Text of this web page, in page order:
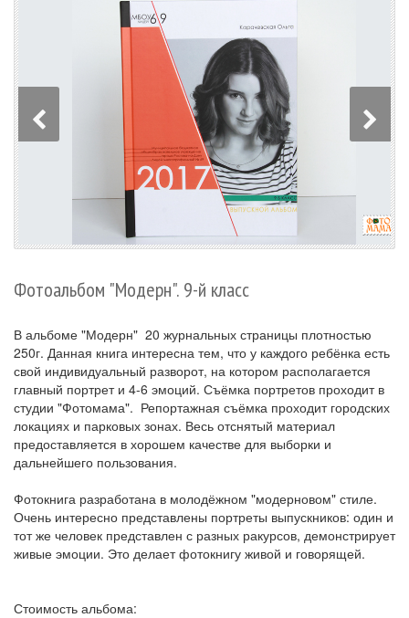
Фотоальбом "Модерн". 9-й класс
В альбоме "Модерн" 20 журнальных страницы плотностью
250г. Данная книга интересна тем, что у каждого ребёнка есть
свой индивидуальный разворот, на котором располагается
главный портрет и 4-6 эмоций. Съёмка портретов проходит в
студии "Фотомама". Репортажная съёмка проходит городских
локациях и парковых зонах. Весь отснятый материал
предоставляется в хорошем качестве для выборки и
дальнейшего пользования.
Фотокнига разработана в молодёжном "модерновом" стиле.
Очень интересно представлены портреты выпускников: один и
тот же человек представлен с разных ракурсов, демонстрирует
живые эмоции. Это делает фотокнигу живой и говорящей.
Стоимость альбома: